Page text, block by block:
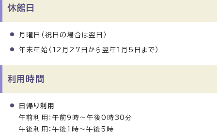
休館日
月曜日（祝日の場合は翌日）
年末年始（12月27日から翌年1月5日まで）
利用時間
日帰り利用
午前利用：午前9時〜午後0時30分
午後利用：午後1時〜午後5時